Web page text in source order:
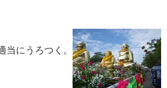
当にうろつく。